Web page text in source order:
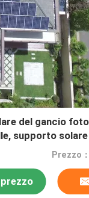
del gancio
supporto
Prezzo